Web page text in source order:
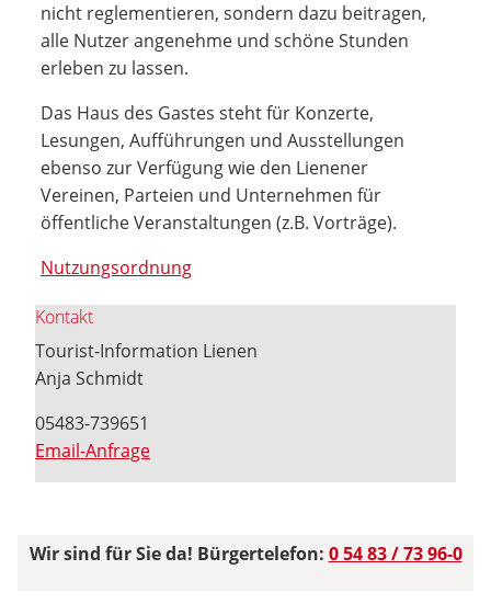
nicht reglementieren, sondern dazu beitragen,
alle Nutzer angenehme und schöne Stunden
erleben zu lassen.
Das Haus des Gastes steht für Konzerte,
Lesungen, Aufführungen und Ausstellungen
ebenso zur Verfügung wie den Lienener
Vereinen, Parteien und Unternehmen für
öffentliche Veranstaltungen (z.B. Vorträge).
Nutzungsordnung
Kontakt
Tourist-Information Lienen
Anja Schmidt
05483-739651
Email-Anfrage
Wir sind für Sie da! Bürgertelefon: 0 54 83 / 73 96-0